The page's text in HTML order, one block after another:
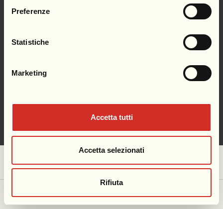
Preferenze
Statistiche
Marketing
Accetta tutti
Accetta selezionati
Rifiuta
News
Biglietti